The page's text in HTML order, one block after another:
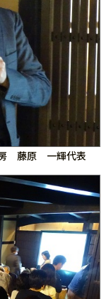
房 藤原 一輝代表